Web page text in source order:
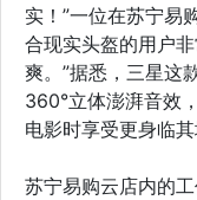
实！”一位在苏宁易
合现实头盔的用户
爽。”据悉，三星这
360°立体澎湃音效
电影时享受更身临其
苏宁易购云店内的